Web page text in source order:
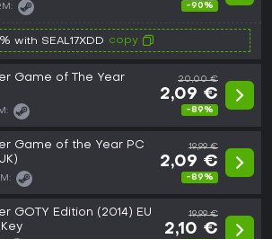
-90%
with SEAL17XDD copy
Game of The Year
20,00 €
2,09 €
-89%
Game of the Year PC
19,99 €
2,09 €
-89%
GOTY Edition (2014) EU
19,99 €
2,10 €